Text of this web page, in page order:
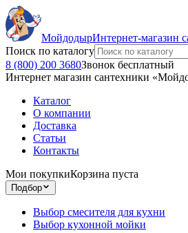
МойдодырИнтернет-магазин
Поиск по каталогу
8 (800) 200 3680Звонок бесплатный
Интернет магазин сантехники
Каталог
О компании
Доставка
Статьи
Контакты
Мои покупкиКорзина пуста
Подбор
Выбор смесителя для кухни
Выбор кухонной мойки